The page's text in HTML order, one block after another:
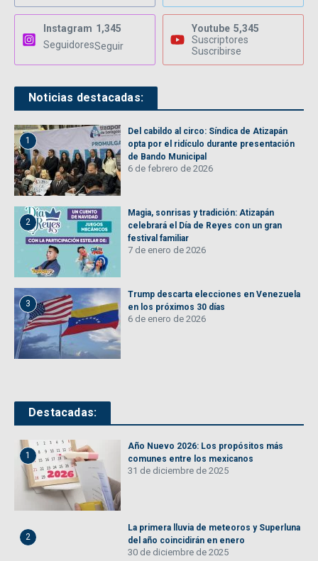
Instagram 1,345
SeguidoresSeguir
Youtube 5,345
Suscriptores
Suscribirse
Noticias destacadas:
1
Del cabildo al circo: Síndica de Atizapán
opta por el ridículo durante presentación
de Bando Municipal
6 de febrero de 2026
2
Magia, sonrisas y tradición: Atizapán
celebrará el Día de Reyes con un gran
festival familiar
7 de enero de 2026
3
Trump descarta elecciones en Venezuela
en los próximos 30 días
6 de enero de 2026
Destacadas:
1
Año Nuevo 2026: Los propósitos más
comunes entre los mexicanos
31 de diciembre de 2025
2
La primera lluvia de meteoros y Superluna
del año coincidirán en enero
30 de diciembre de 2025